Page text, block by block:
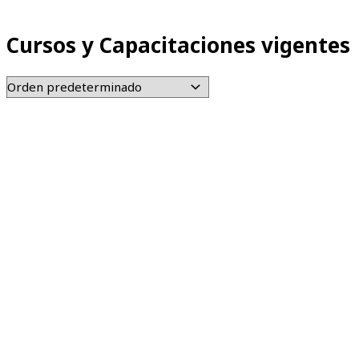
Cursos y Capacitaciones vigentes